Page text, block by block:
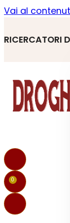
Vai al
RICERCATORI
0